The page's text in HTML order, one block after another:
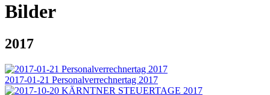
Bilder
2017
2017-01-21 Personalverrechnertag 2017